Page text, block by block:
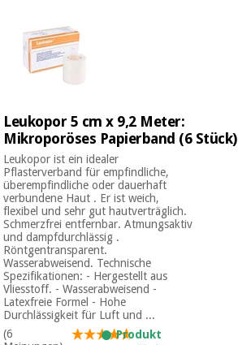
Orthopädie
instrumente
(ausverkauf)
Leukopor 5 cm x 9,2 Meter:
Mikroporöses Papierband (6 Stück)
Leukopor ist ein idealer
Pflasterverband für empfindliche,
überempfindliche oder dauerhaft
verbundene Haut . Er ist weich,
flexibel und sehr gut hautverträglich.
Schmerzfrei entfernbar. Atmungsaktiv
und dampfdurchlässig .
Röntgentransparent.
Wasserabweisend. Technische
Spezifikationen: - Hergestellt aus
Vliesstoff. - Wasserabweisend -
Latexfreie Formel - Hohe
Durchlässigkeit für Luft und ...
(6
Produkt